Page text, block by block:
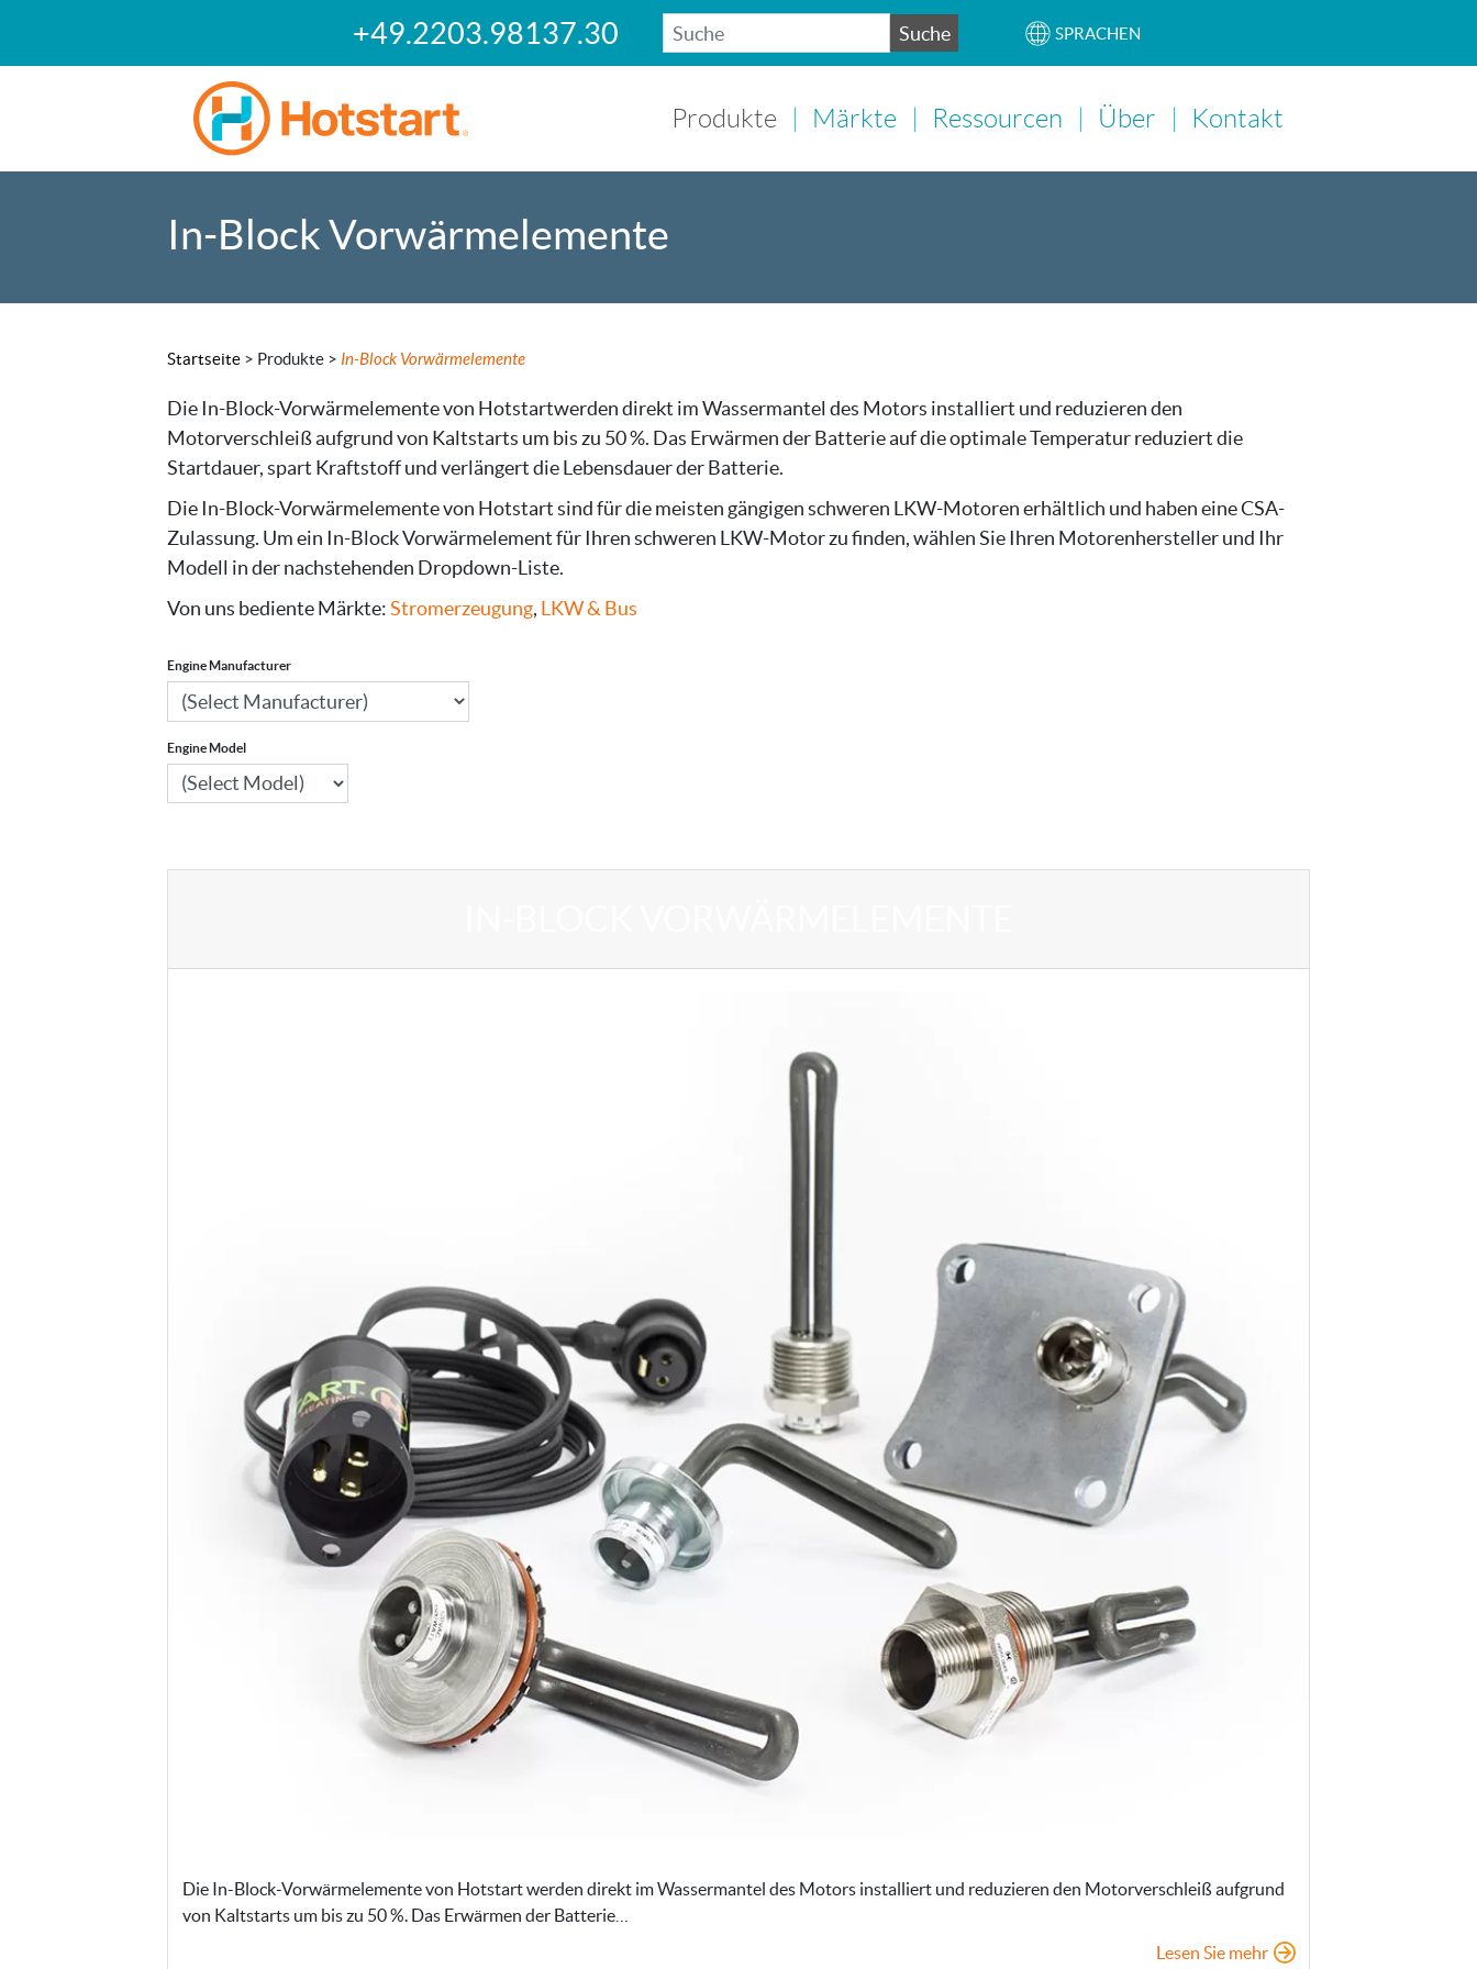
+49.2203.98137.30 SUCHE Suche SPRACHEN
Main Navigation
Produkte Märkte Ressourcen Über Kontakt
In-Block Vorwärmelemente
Startseite > Produkte > In-Block Vorwärmelemente
Die In-Block-Vorwärmelemente von Hotstartwerden direkt im Wassermantel des Motors installiert und reduzieren den
Motorverschleiß aufgrund von Kaltstarts um bis zu 50 %. Das Erwärmen der Batterie auf die optimale Temperatur reduziert die
Startdauer, spart Kraftstoff und verlängert die Lebensdauer der Batterie.
Die In-Block-Vorwärmelemente von Hotstart sind für die meisten gängigen schweren LKW-Motoren erhältlich und haben eine CSA-
Zulassung. Um ein In-Block Vorwärmelement für Ihren schweren LKW-Motor zu finden, wählen Sie Ihren Motorenhersteller und Ihr
Modell in der nachstehenden Dropdown-Liste.
Von uns bediente Märkte:Stromerzeugung, LKW & Bus
Engine Manufacturer
Engine Model
Die In-Block-Vorwärmelemente von Hotstart werden direkt im Wassermantel des Motors installiert und reduzieren den Motorverschleiß aufgrund
von Kaltstarts um bis zu 50 %. Das Erwärmen der Batterie…
Lesen Sie mehr